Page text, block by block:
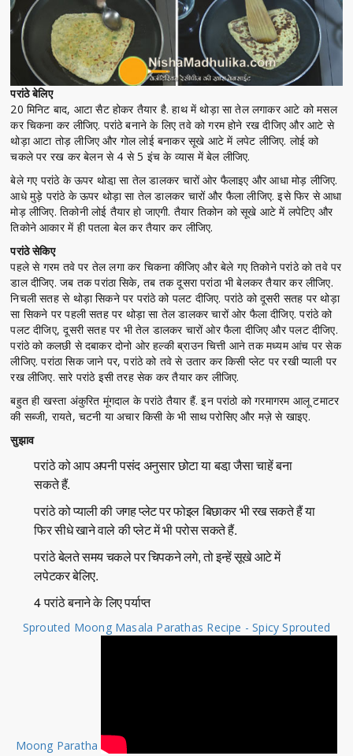
परांठे बेलिए
20 मिनिट बाद, आटा सैट होकर तैयार है. हाथ में थोड़ा सा तेल लगाकर आटे को मसल
कर चिकना कर लीजिए. परांठे बनाने के लिए तवे को गरम होने रख दीजिए और आटे से
थोड़ा आटा तोड़ लीजिए और गोल लोई बनाकर सूखे आटे में लपेट लीजिए. लोई को
चकले पर रख कर बेलन से 4 से 5 इंच के व्यास में बेल लीजिए.
बेले गए परांठे के ऊपर थोडा़ सा तेल डालकर चारों ओर फैलाइए और आधा मोड़ लीजिए.
आधे मुड़े परांठे के ऊपर थोड़ा सा तेल डालकर चारों और फैला लीजिए. इसे फिर से आधा
मोड़ लीजिए. तिकोनी लोई तैयार हो जाएगी. तैयार तिकोन को सूखे आटे में लपेटिए और
तिकोने आकार में ही पतला बेल कर तैयार कर लीजिए.
परांठे सेकिए
पहले से गरम तवे पर तेल लगा कर चिकना कीजिए और बेले गए तिकोने परांठे को तवे पर
डाल दीजिए. जब तक परांठा सिके, तब तक दूसरा परांठा भी बेलकर तैयार कर लीजिए.
निचली सतह से थोड़ा सिकने पर परांठे को पलट दीजिए. परांठे को दूसरी सतह पर थोड़ा
सा सिकने पर पहली सतह पर थोड़ा सा तेल डालकर चारों ओर फैला दीजिए. परांठे को
पलट दीजिए, दूसरी सतह पर भी तेल डालकर चारों ओर फैला दीजिए और पलट दीजिए.
परांठे को कलछी से दबाकर दोनो ओर हल्की ब्राउन चित्ती आने तक मध्यम आंच पर सेक
लीजिए. परांठा सिक जाने पर, परांठे को तवे से उतार कर किसी प्लेट पर रखी प्याली पर
रख लीजिए. सारे परांठे इसी तरह सेक कर तैयार कर लीजिए.
बहुत ही खस्ता अंकुरित मूंगदाल के परांठे तैयार हैं. इन परांठो को गरमागरम आलू टमाटर
की सब्जी, रायते, चटनी या अचार किसी के भी साथ परोसिए और मज़े से खाइए.
सुझाव
परांठे को आप अपनी पसंद अनुसार छोटा या बडा़ जैसा चाहें बना
सकते हैं.
परांठे को प्याली की जगह प्लेट पर फोइल बिछाकर भी रख सकते हैं या
फिर सीधे खाने वाले की प्लेट में भी परोस सकते हैं.
परांठे बेलते समय चकले पर चिपकने लगे, तो इन्हें सूखे आटे में
लपेटकर बेलिए.
4 परांठे बनाने के लिए पर्याप्त
Sprouted Moong Masala Parathas Recipe - Spicy Sprouted
Moong Paratha